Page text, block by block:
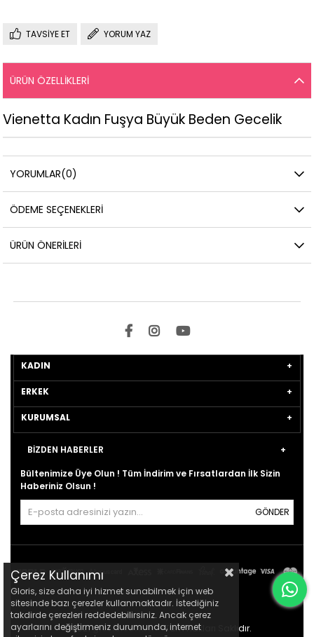
TAVSIYE ET YORUM YAZ
ÜRÜN ÖZELLIKLERI
Vienetta Kadın Fuşya Büyük Beden Gecelik
YORUMLAR(0)
ÖDEME SEÇENEKLERI
ÜRÜN ÖNERILERI
KADIN
ERKEK
KURUMSAL
BİZDEN HABERLER
Bültenimize Üye Olun ! Tüm İndirim ve Fırsatlardan İlk Sizin
Haberiniz Olsun !
GÖNDER
© 2021gloris.com.tr- Tüm Hakları Saklıdır.
Çerez Kullanımı
Gloris, size daha iyi hizmet sunabilmek için web
sitesinde bazı çerezler kullanmaktadır. İstediğiniz
takdirde çerezleri reddedebilirsiniz. Ancak çerez
ayarlarını değiştirmeniz durumunda, internet